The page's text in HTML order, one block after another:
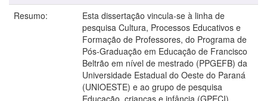
Resumo:
Esta dissertação vincula-se à linha de
pesquisa Cultura, Processos Educativos e
Formação de Professores, do Programa de
Pós-Graduação em Educação de Francisco
Beltrão em nível de mestrado (PPGEFB) da
Universidade Estadual do Oeste do Paraná
(UNIOESTE) e ao grupo de pesquisa
Educação, crianças e infância (GPECI),